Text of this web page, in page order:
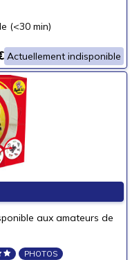
(70)
(68)
(19)
(<30 min)
Actuellement indisponible
aux amateurs de
PHOTOS